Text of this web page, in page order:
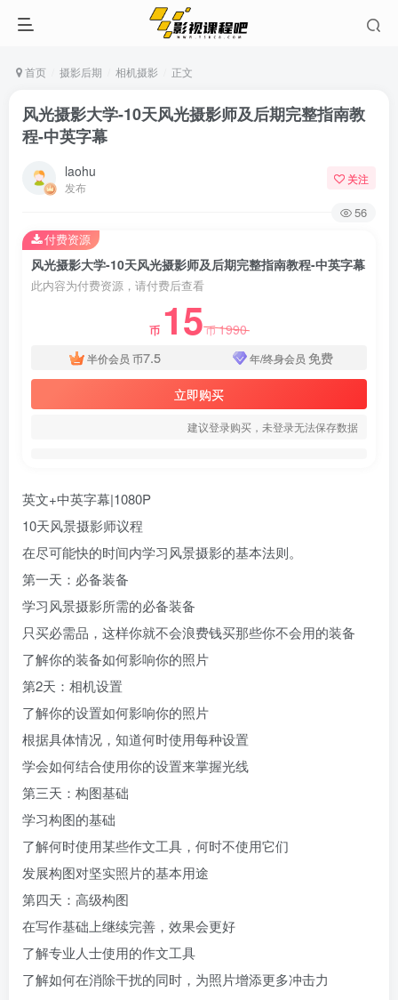
首页 摄影后期 相机摄影 正文
风光摄影大学-10天风光摄影师及后期完整指南教
程-中英字幕
laohu
发布
关注
56
风光摄影大学-10天风光摄影师及后期完整指南教程-中英字幕
此内容为付费资源，请付费后查看
币 15币1990
半价会员 币7.5 年/终身会员 免费
立即购买
建议登录购买，未登录无法保存数据
付费资源
英文+中英字幕|1080P
10天风景摄影师议程
在尽可能快的时间内学习风景摄影的基本法则。
第一天：必备装备
学习风景摄影所需的必备装备
只买必需品，这样你就不会浪费钱买那些你不会用的装备
了解你的装备如何影响你的照片
第2天：相机设置
了解你的设置如何影响你的照片
根据具体情况，知道何时使用每种设置
学会如何结合使用你的设置来掌握光线
第三天：构图基础
学习构图的基础
了解何时使用某些作文工具，何时不使用它们
发展构图对坚实照片的基本用途
第四天：高级构图
在写作基础上继续完善，效果会更好
了解专业人士使用的作文工具
了解如何在消除干扰的同时，为照片增添更多冲击力